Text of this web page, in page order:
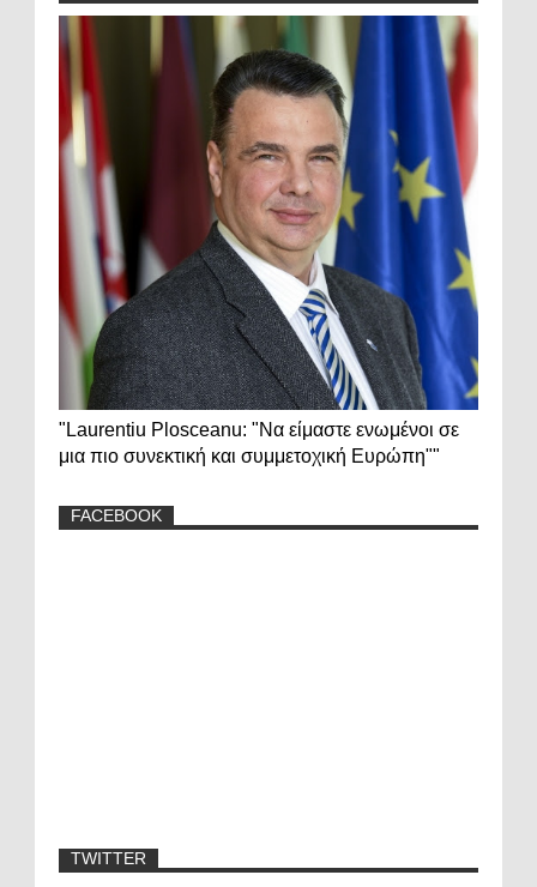
"Laurentiu Plosceanu: "Να είμαστε ενωμένοι σε
μια πιο συνεκτική και συμμετοχική Ευρώπη""
FACEBOOK
TWITTER